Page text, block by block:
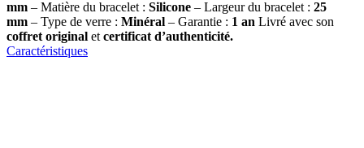
mm – Matière du bracelet : Silicone – Largeur du bracelet : 25
mm – Type de verre : Minéral – Garantie : 1 an Livré avec son
coffret original et certificat d’authenticité.
Caractéristiques